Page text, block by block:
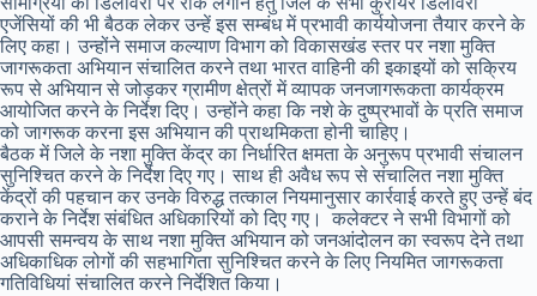
एजेंसियों की भी बैठक लेकर उन्हें इस सम्बंध में प्रभावी कार्ययोजना तैयार करने के
लिए कहा। उन्होंने समाज कल्याण विभाग को विकासखंड स्तर पर नशा मुक्ति
जागरूकता अभियान संचालित करने तथा भारत वाहिनी की इकाइयों को सक्रिय
रूप से अभियान से जोड़कर ग्रामीण क्षेत्रों में व्यापक जनजागरूकता कार्यक्रम
आयोजित करने के निर्देश दिए। उन्होंने कहा कि नशे के दुष्प्रभावों के प्रति समाज
को जागरूक करना इस अभियान की प्राथमिकता होनी चाहिए।
बैठक में जिले के नशा मुक्ति केंद्र का निर्धारित क्षमता के अनुरूप प्रभावी संचालन
सुनिश्चित करने के निर्देश दिए गए। साथ ही अवैध रूप से संचालित नशा मुक्ति
केंद्रों की पहचान कर उनके विरुद्ध तत्काल नियमानुसार कार्रवाई करते हुए उन्हें बंद
कराने के निर्देश संबंधित अधिकारियों को दिए गए। कलेक्टर ने सभी विभागों को
आपसी समन्वय के साथ नशा मुक्ति अभियान को जनआंदोलन का स्वरूप देने तथा
अधिकाधिक लोगों की सहभागिता सुनिश्चित करने के लिए नियमित जागरूकता
गतिविधियां संचालित करने निर्देशित किया।